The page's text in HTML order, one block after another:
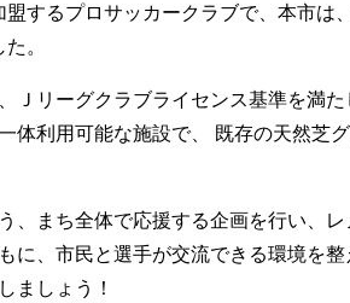
するプロサッカークラブで、本市は
。
リーグクラブライセンス基準を満た
体利用可能な施設で、 既存の天然芝
まち全体で応援する企画を行い、レ
に、市民と選手が交流できる環境を整
ましょう！